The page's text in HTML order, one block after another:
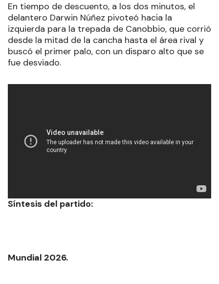
En tiempo de descuento, a los dos minutos, el
delantero Darwin Núñez pivoteó hacia la
izquierda para la trepada de Canobbio, que corrió
desde la mitad de la cancha hasta el área rival y
buscó el primer palo, con un disparo alto que se
fue desviado.
Síntesis del partido:
Mundial 2026.